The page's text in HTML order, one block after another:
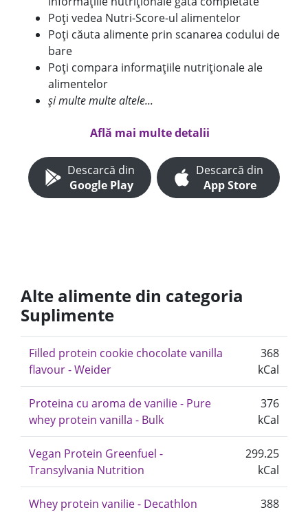
Poți vedea Nutri-Score-ul alimentelor
Poți căuta alimente prin scanarea codului de
bare
Poți compara informațiile nutriționale ale
alimentelor
și multe multe altele...
Află mai multe detalii
Descarcă din
Google Play
Descarcă din
App Store
Alte alimente din categoria
Suplimente
Filled protein cookie chocolate vanilla
flavour - Weider
368
kCal
Proteina cu aroma de vanilie - Pure
whey protein vanilla - Bulk
376
kCal
Vegan Protein Greenfuel -
Transylvania Nutrition
299.25
kCal
Whey protein vanilie - Decathlon
388